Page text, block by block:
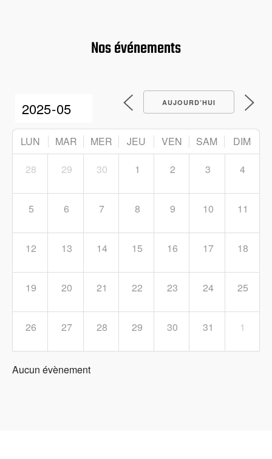
Nos événements
AUJOURD’HUI
LUN MAR MER JEU VEN SAM
DIM
28
29 30 1 2 3 4
5 6 7 8 9 10 11
12 13 14 15 16 17 18
19 20 21 22 23 24 25
26 27 28 29 30 31 1
Aucun évènement